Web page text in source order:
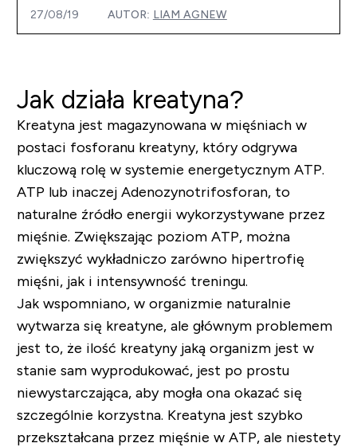
27/08/19 AUTOR: LIAM AGNEW
Jak działa kreatyna?
Kreatyna jest magazynowana w mięśniach w
postaci fosforanu kreatyny, który odgrywa
kluczową rolę w systemie energetycznym ATP.
ATP lub inaczej Adenozynotrifosforan, to
naturalne źródło energii wykorzystywane przez
mięśnie. Zwiększając poziom ATP, można
zwiększyć wykładniczo zarówno hipertrofię
mięśni, jak i intensywność treningu.
Jak wspomniano, w organizmie naturalnie
wytwarza się kreatyne, ale głównym problemem
jest to, że ilość kreatyny jaką organizm jest w
stanie sam wyprodukować, jest po prostu
niewystarczająca, aby mogła ona okazać się
szczególnie korzystna. Kreatyna jest szybko
przekształcana przez mięśnie w ATP, ale niestety